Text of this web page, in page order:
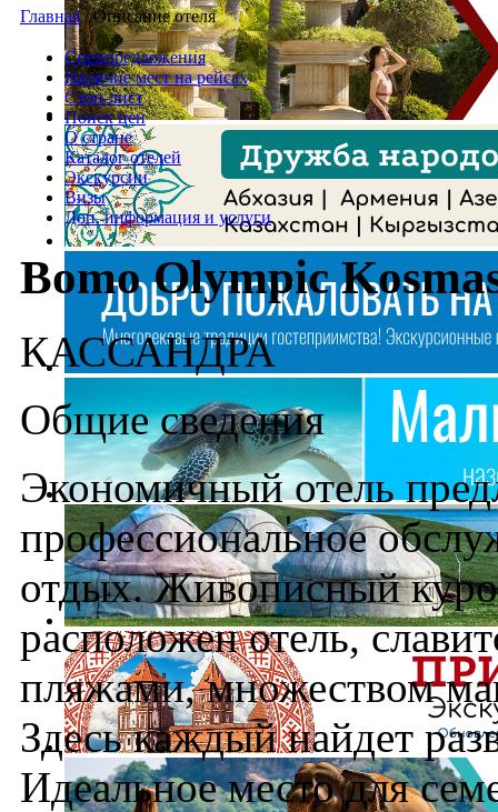
Главная /Описание отеля
Спецпредложения
Наличие мест на рейсах
Стоп-лист
Поиск цен
О стране
Каталог отелей
Экскурсии
Визы
Доп. информация и услуги
Bomo Olympic
КАССАНДРА
Общие сведения
Экономичный отель
профессиональное
отдых. Живописный
расположен отель,
пляжами, множеством
Здесь каждый найдет
Идеальное место для